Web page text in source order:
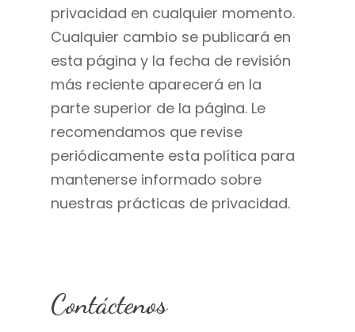
privacidad en cualquier momento.
Cualquier cambio se publicará en
esta página y la fecha de revisión
más reciente aparecerá en la
parte superior de la página. Le
recomendamos que revise
periódicamente esta política para
mantenerse informado sobre
nuestras prácticas de privacidad.
Contáctenos